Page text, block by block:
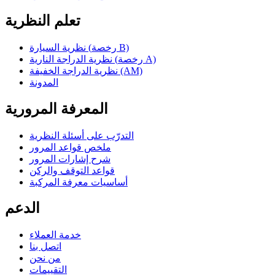
تعلم النظرية
نظرية السيارة (رخصة B)
نظرية الدراجة النارية (رخصة A)
نظرية الدراجة الخفيفة (AM)
المدونة
المعرفة المرورية
التدرّب على أسئلة النظرية
ملخص قواعد المرور
شرح إشارات المرور
قواعد التوقف والركن
أساسيات معرفة المركبة
الدعم
خدمة العملاء
اتصل بنا
من نحن
التقييمات